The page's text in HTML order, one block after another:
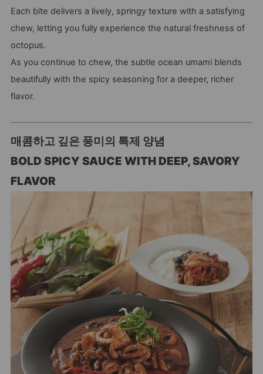
Each bite delivers a lively, springy texture with a satisfying
chew, letting you fully experience the natural freshness of
octopus.
As you continue to chew, the subtle ocean umami blends
beautifully with the spicy seasoning for a deeper, richer
flavor.
매콤하고 깊은 풍미의 특제 양념
BOLD SPICY SAUCE WITH DEEP, SAVORY
FLAVOR